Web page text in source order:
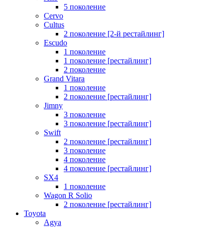
5 поколение
Cervo
Cultus
2 поколение [2-й рестайлинг]
Escudo
1 поколение
1 поколение [рестайлинг]
2 поколение
Grand Vitara
1 поколение
2 поколение [рестайлинг]
Jimny
3 поколение
3 поколение [рестайлинг]
Swift
2 поколение [рестайлинг]
3 поколение
4 поколение
4 поколение [рестайлинг]
SX4
1 поколение
Wagon R Solio
2 поколение [рестайлинг]
Toyota
Agya